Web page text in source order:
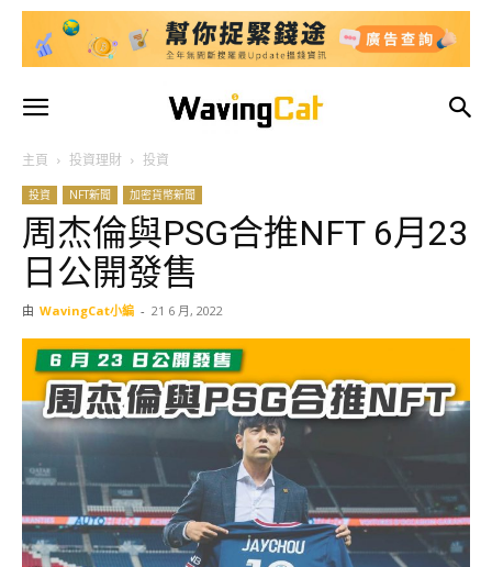
主頁 投資理財 投資
投資 NFT新聞 加密貨幣新聞
周杰倫與PSG合推NFT 6月23
日公開發售
由 WavingCat小編 - 21 6 月, 2022